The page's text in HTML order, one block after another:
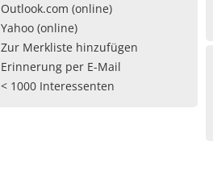
Outlook.com (online)
Yahoo (online)
Zur Merkliste hinzufügen
Erinnerung per E-Mail
< 1000 Interessenten